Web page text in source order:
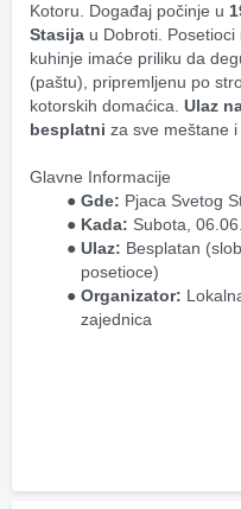
Kotoru. Događaj počinje u
Stasija u Dobroti.
kuhinje imaće priliku da
(paštu), pripremljenu po
kotorskih domaćica. Ulaz
besplatni za sve meštane i
Glavne Informacije
Gde: Pjaca Svetog
Kada: Subota,
Ulaz: Besplatan
posetioce)
Organizator:
zajednica